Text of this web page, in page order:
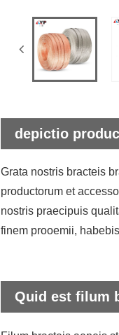
depictio
Grata nostris bracteis
productorum et
nostris praecipuis
finem prooemii,
Quid est filum